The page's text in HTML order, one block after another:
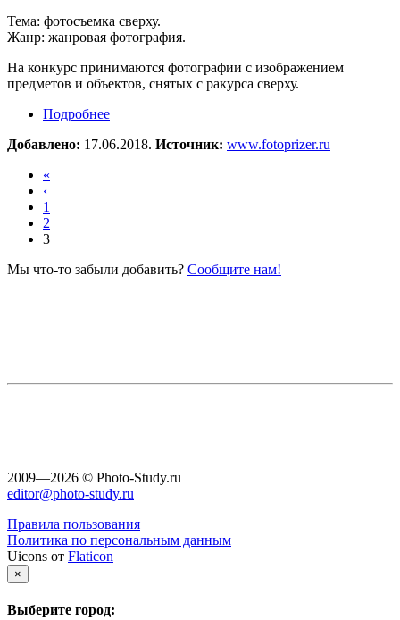
Тема: фотосъемка сверху.
Жанр: жанровая фотография.
На конкурс принимаются фотографии с изображением
предметов и объектов, снятых с ракурса сверху.
Подробнее
Добавлено: 17.06.2018. Источник: www.fotoprizer.ru
«
‹
1
2
3
Мы что-то забыли добавить? Сообщите нам!
2009—2026 © Photo-Study.ru
editor@photo-study.ru
Правила пользования
Политика по персональным данным
Uicons от Flaticon
×
Выберите город: